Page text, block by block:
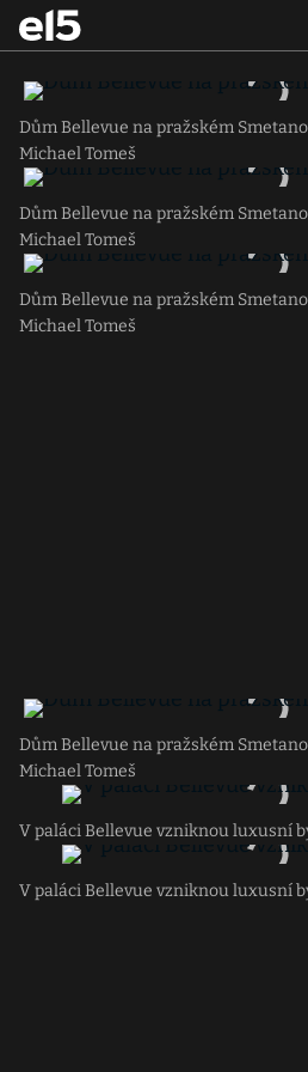
Dům Bellevue na pražském
Michael Tomeš
Dům Bellevue na pražském
Michael Tomeš
Dům Bellevue na pražském
Michael Tomeš
Dům Bellevue na pražském
Michael Tomeš
V paláci Bellevue vzniknou luxusní
V paláci Bellevue vzniknou luxusní